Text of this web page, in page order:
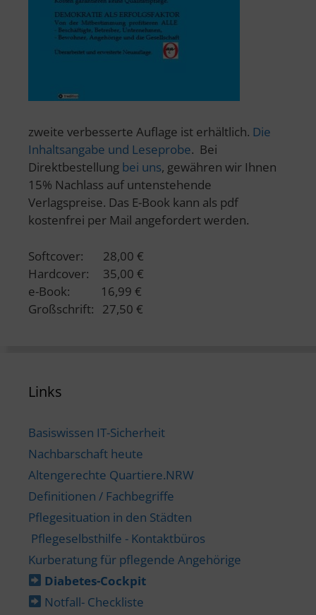
zweite verbesserte Auflage ist erhältlich. Die
Inhaltsangabe und Leseprobe. Bei
Direktbestellung bei uns, gewähren wir Ihnen
15% Nachlass auf untenstehende
Verlagspreise. Das E-Book kann als pdf
kostenfrei per Mail angefordert werden.
Softcover: 28,00 €
Hardcover: 35,00 €
e-Book: 16,99 €
Großschrift: 27,50 €
Links
Basiswissen IT-Sicherheit
Nachbarschaft heute
Altengerechte Quartiere.NRW
Definitionen / Fachbegriffe
Pflegesituation in den Städten
Pflegeselbsthilfe - Kontaktbüros
Kurberatung für pflegende Angehörige
Diabetes-​Cockpit
Notfall- Checkliste